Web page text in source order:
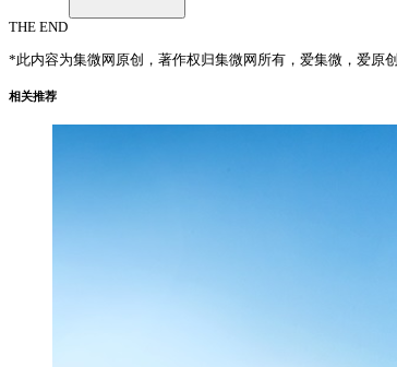
THE END
*此内容为集微网原创，著作权归集微网所有，爱集微，爱原创
相关推荐